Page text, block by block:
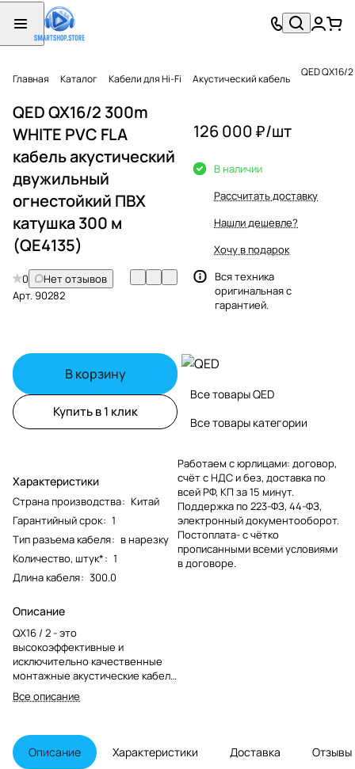
Главная Каталог Кабели для Hi-Fi Акустический кабель QED QX16/
QED QX16/2 300m
WHITE PVC FLA
кабель акустический
двужильный
огнестойкий ПВХ
катушка 300 м
(QE4135)
0
Нет отзывов
Арт.90282
В корзину
Купить в 1 клик
Характеристики
Страна производства: Китай
Гарантийный срок: 1
Тип разъема кабеля: в нарезку
Количество, штук*: 1
Длина кабеля: 300.0
Описание
QX16 / 2 - это
высокоэффективные и
исключительно качественные
монтажные акустические кабели
с огнестойкой внешней
оболочкой из ПВХ. Они
превосходного соотношения
производительности и
стоимости во всех
Все описание
126 000 ₽/шт
В наличии
Рассчитать доставку
Нашли дешевле?
Хочу в подарок
Вся техника
оригинальная с
гарантией.
Все товары QED
Все товары категории
Работаем с юрлицами: договор,
счёт с НДС и без, доставка по
всей РФ, КП за 15 минут.
Поддержка по 223-ФЗ, 44-ФЗ,
электронный документооборот.
Постоплата- с чётко
прописанными всеми условиями
в договоре.
Описание Характеристики Доставка Отзывы